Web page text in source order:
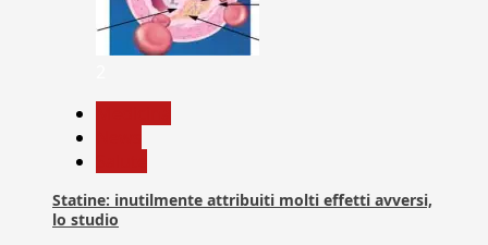
Statine: inutilmente attribuiti molti effetti avversi,
lo studio